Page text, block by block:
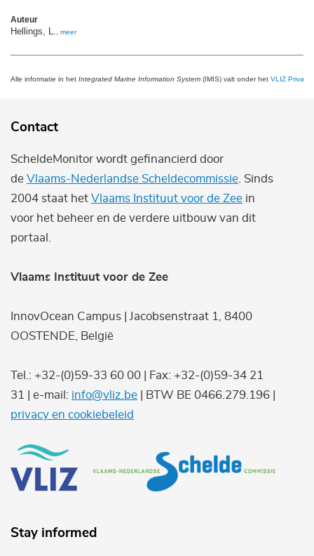
Auteur
Hellings, L. meer
Alle informatie in het Integrated Marine Information System (IMIS) valt onder het VLIZ Privacy
Contact
ScheldeMonitor wordt gefinancierd door
de Vlaams-Nederlandse Scheldecommissie . Sinds
2004 staat het Vlaams Instituut voor de Zee in
voor het beheer en de verdere uitbouw van dit
portaal.
Vlaams Instituut voor de Zee
InnovOcean Campus | Jacobsenstraat 1, 8400
OOSTENDE, België
Tel.: +32-(0)59-33 60 00 | Fax: +32-(0)59-34 21
31 | e-mail: info@vliz.be | BTW BE 0466.279.196 |
privacy en cookiebeleid
Stay informed